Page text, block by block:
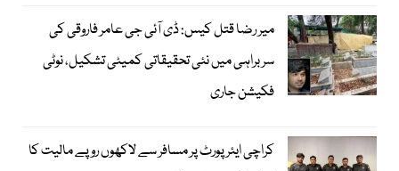
میر رضا قتل کیس: ڈی آئی جی عامر فاروقی کی
سربراہی میں نئی تحقیقاتی کمیٹی تشکیل، نوٹی
فکیشن جاری
کراچی ایئرپورٹ پر مسافر سے لاکھوں روپے مالیت کا